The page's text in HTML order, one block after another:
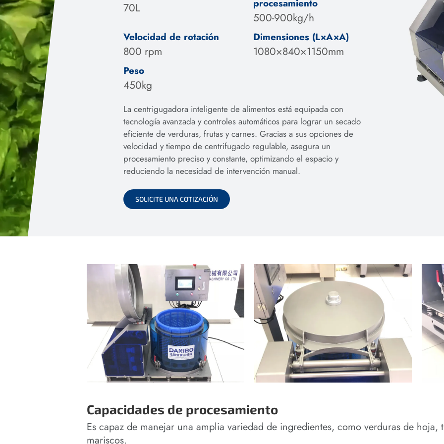
70L procesamiento
500-900kg/h
Velocidad de rotación
800 rpm
Dimensiones (L×A×A)
1080×840×1150mm
Peso
450kg
La centrigugadora inteligente de alimentos está equipada con
tecnología avanzada y controles automáticos para lograr un secado
eficiente de verduras, frutas y carnes. Gracias a sus opciones de
velocidad y tiempo de centrifugado regulable, asegura un
procesamiento preciso y constante, optimizando el espacio y
reduciendo la necesidad de intervención manual.
SOLICITE UNA COTIZACIÓN
Capacidades de procesamiento
Es capaz de manejar una amplia variedad de ingredientes, como verduras de hoja,
mariscos.